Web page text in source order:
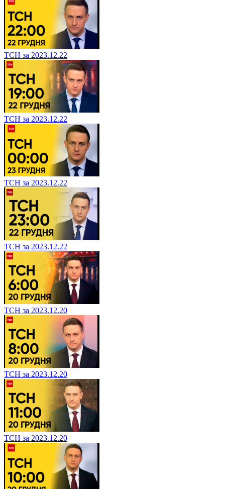
ТСН за 2023.12.22
ТСН за 2023.12.22
ТСН за 2023.12.22
ТСН за 2023.12.22
ТСН за 2023.12.20
ТСН за 2023.12.20
ТСН за 2023.12.20